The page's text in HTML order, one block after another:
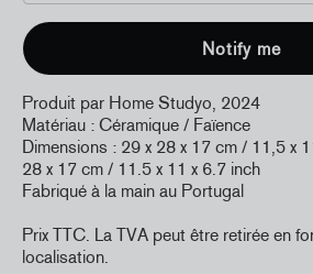
Produit par Home Studyo, 2024
Matériau : Céramique / Faïence
Dimensions : 29 x 28 x 17 cm / 11,5 x
28 x 17 cm / 11.5 x 11 x 6.7 inch
Fabriqué à la main au Portugal
Prix TTC. La TVA peut être retirée en
localisation.